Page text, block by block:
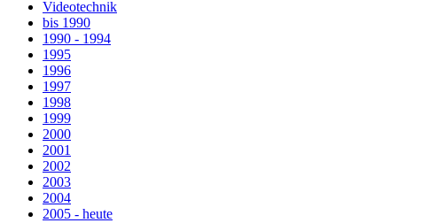
Videotechnik
bis 1990
1990 - 1994
1995
1996
1997
1998
1999
2000
2001
2002
2003
2004
2005 - heute